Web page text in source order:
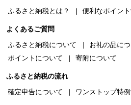
ふるさと納税とは？
便利なポイント
よくあるご質問
ふるさと納税について
お礼の品に
ポイントについて
寄附について
ふるさと納税の流れ
確定申告について
ワンストップ特